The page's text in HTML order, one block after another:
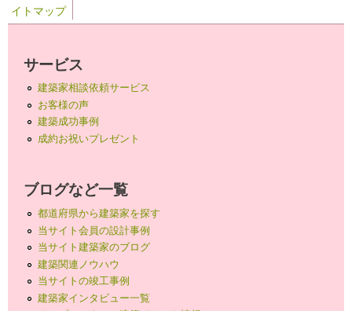
イトマップ
サービス
建築家相談依頼サービス
お客様の声
建築成功事例
成約お祝いプレゼント
ブログなど一覧
都道府県から建築家を探す
当サイト会員の設計事例
当サイト建築家のブログ
建築関連ノウハウ
当サイトの竣工事例
建築家インタビュー一覧